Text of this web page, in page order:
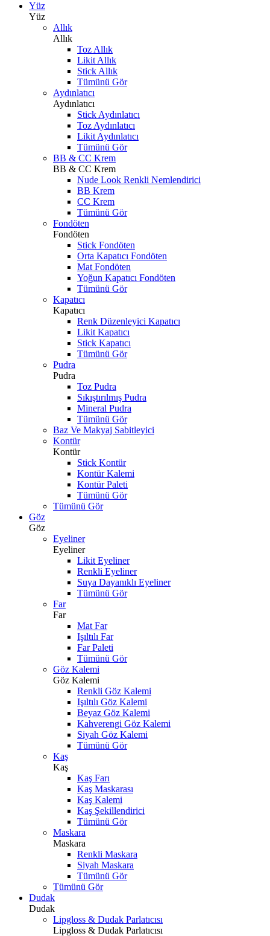
Yüz
Yüz
Allık
Allık
Toz Allık
Likit Allık
Stick Allık
Tümünü Gör
Aydınlatıcı
Aydınlatıcı
Stick Aydınlatıcı
Toz Aydınlatıcı
Likit Aydınlatıcı
Tümünü Gör
BB & CC Krem
BB & CC Krem
Nude Look Renkli Nemlendirici
BB Krem
CC Krem
Tümünü Gör
Fondöten
Fondöten
Stick Fondöten
Orta Kapatıcı Fondöten
Mat Fondöten
Yoğun Kapatıcı Fondöten
Tümünü Gör
Kapatıcı
Kapatıcı
Renk Düzenleyici Kapatıcı
Likit Kapatıcı
Stick Kapatıcı
Tümünü Gör
Pudra
Pudra
Toz Pudra
Sıkıştırılmış Pudra
Mineral Pudra
Tümünü Gör
Baz Ve Makyaj Sabitleyici
Kontür
Kontür
Stick Kontür
Kontür Kalemi
Kontür Paleti
Tümünü Gör
Tümünü Gör
Göz
Göz
Eyeliner
Eyeliner
Likit Eyeliner
Renkli Eyeliner
Suya Dayanıklı Eyeliner
Tümünü Gör
Far
Far
Mat Far
Işıltılı Far
Far Paleti
Tümünü Gör
Göz Kalemi
Göz Kalemi
Renkli Göz Kalemi
Işıltılı Göz Kalemi
Beyaz Göz Kalemi
Kahverengi Göz Kalemi
Siyah Göz Kalemi
Tümünü Gör
Kaş
Kaş
Kaş Farı
Kaş Maskarası
Kaş Kalemi
Kaş Şekillendirici
Tümünü Gör
Maskara
Maskara
Renkli Maskara
Siyah Maskara
Tümünü Gör
Tümünü Gör
Dudak
Dudak
Lipgloss & Dudak Parlatıcısı
Lipgloss & Dudak Parlatıcısı